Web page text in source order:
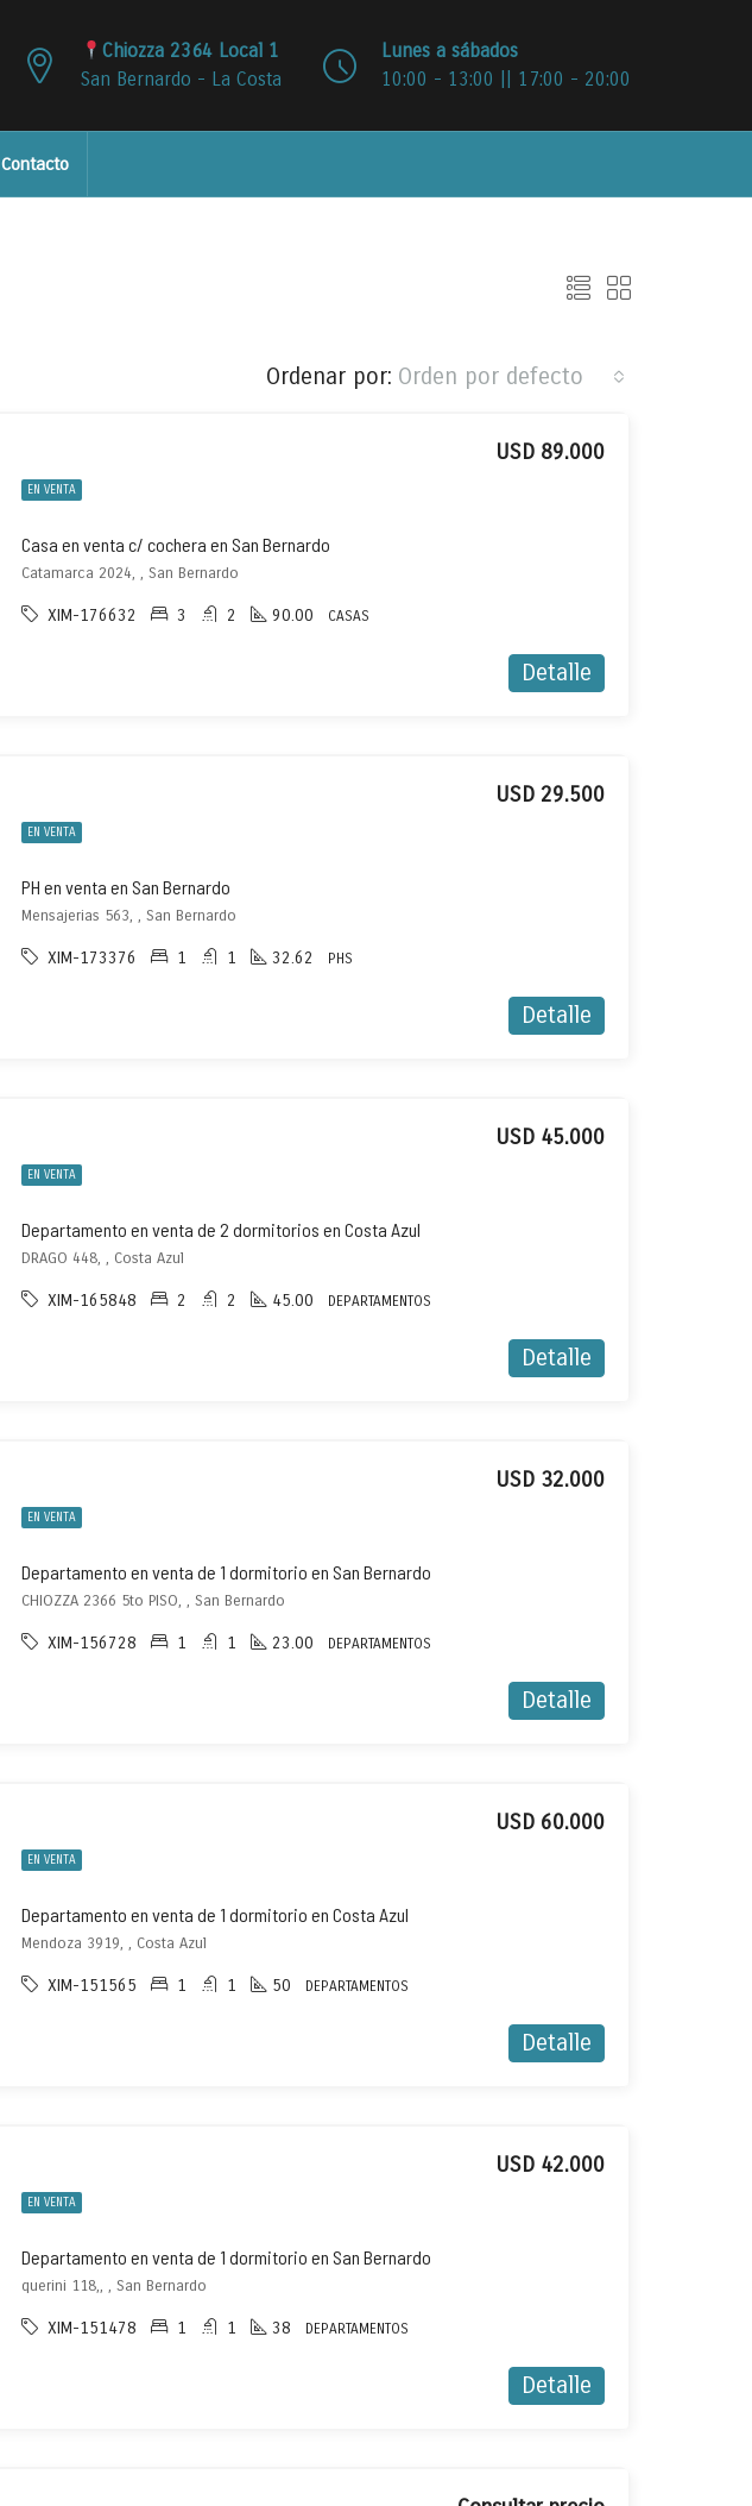
Chiozza 2364 Local 1
San Bernardo - La Costa
Lunes a sábados
10:00 - 13:00 || 17:00 - 20:00
Contacto
Ordenar por: Orden por defecto
EN VENTA
Casa en venta c/ cochera en San Bernardo
USD 89.000
Catamarca 2024, , San Bernardo
XIM-176632 3 2 90.00 CASAS
Detalle
EN VENTA
PH en venta en San Bernardo
USD 29.500
Mensajerias 563, , San Bernardo
XIM-173376 1 1 32.62 PHS
Detalle
EN VENTA
Departamento en venta de 2 dormitorios en Costa Azul
USD 45.000
DRAGO 448, , Costa Azul
XIM-165848 2 2 45.00 DEPARTAMENTOS
Detalle
EN VENTA
Departamento en venta de 1 dormitorio en San Bernardo
USD 32.000
CHIOZZA 2366 5to PISO, , San Bernardo
XIM-156728 1 1 23.00 DEPARTAMENTOS
Detalle
EN VENTA
Departamento en venta de 1 dormitorio en Costa Azul
USD 60.000
Mendoza 3919, , Costa Azul
XIM-151565 1 1 50 DEPARTAMENTOS
Detalle
EN VENTA
Departamento en venta de 1 dormitorio en San Bernardo
USD 42.000
querini 118,, , San Bernardo
XIM-151478 1 1 38 DEPARTAMENTOS
Detalle